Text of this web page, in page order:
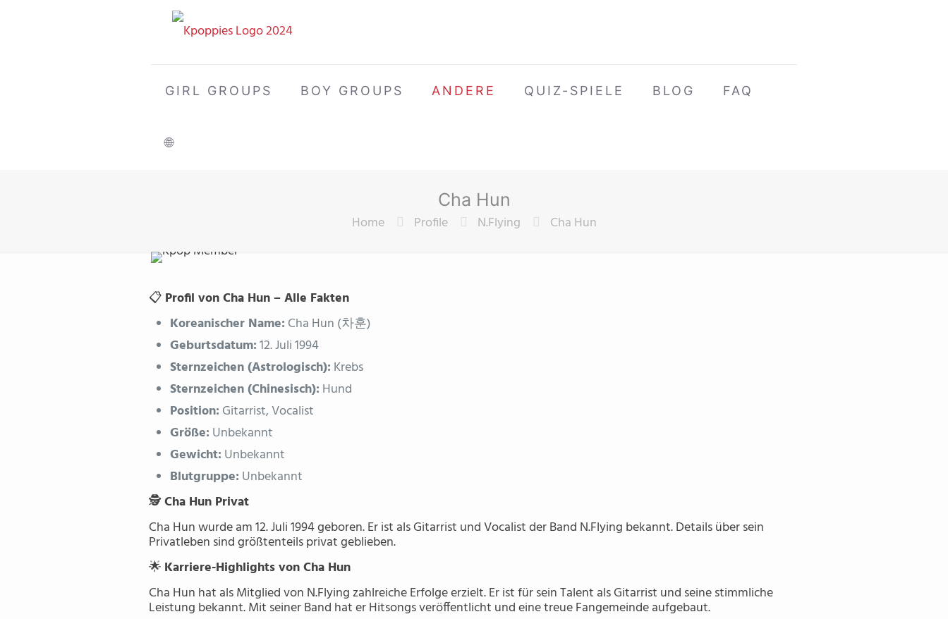
GIRL GROUPS BOY GROUPS ANDERE QUIZ-SPIELE BLOG FAQ
🌐
Cha Hun
Home Profile N.Flying Cha Hun
📋 Profil von Cha Hun – Alle Fakten
Koreanischer Name: Cha Hun (차훈)
Geburtsdatum:12. Juli 1994
Sternzeichen (Astrologisch): Krebs
Sternzeichen (Chinesisch): Hund
Position: Gitarrist, Vocalist
Größe: Unbekannt
Gewicht: Unbekannt
Blutgruppe: Unbekannt
🕵️Cha Hun Privat
Cha Hun wurde am 12. Juli 1994 geboren. Er ist als Gitarrist und Vocalist der Band N.Flying bekannt. Details über sein
Privatleben sind größtenteils privat geblieben.
🌟 Karriere-Highlights von Cha Hun
Cha Hun hat als Mitglied von N.Flying zahlreiche Erfolge erzielt. Er ist für sein Talent als Gitarrist und seine stimmliche
Leistung bekannt. Mit seiner Band hat er Hitsongs veröffentlicht und eine treue Fangemeinde aufgebaut.